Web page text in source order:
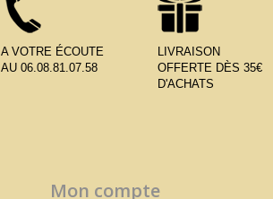
A VOTRE ÉCOUTE
AU 06.08.81.07.58
LIVRAISON
OFFERTE DÈS 35€
D'ACHATS
Mon compte